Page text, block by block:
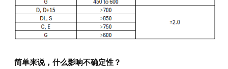
简单来说，什么影响不确定性？